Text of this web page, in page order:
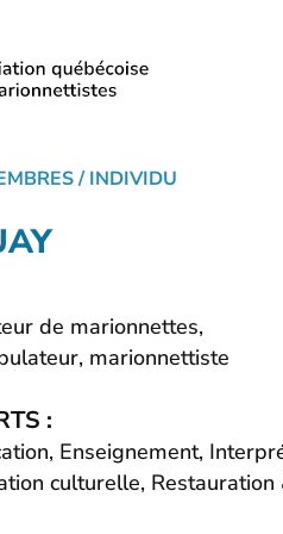
/ INDIVIDU
de marionnettes,
marionnettiste
:
Enseignement,
culturelle, Restauration